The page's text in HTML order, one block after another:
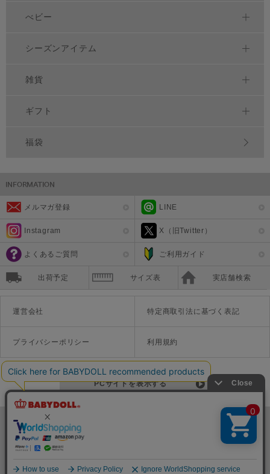
べビー
シーズンアイテム
雑貨
ギフト
福袋
メルマガ登録 LINE
Instagram X（旧Twitter）
よくあるご質問 ご利用ガイド
出荷予定 サイズ表 実店舗検索
運営会社 特定商取引法に基づく表記
プライバシーポリシー 利用規約
PCサイトを表示する
©Disney ©Disney/Pixar ©Disney. Based on the "Winnie the Pooh" works by A.A. Milne and E.H. Shepard.